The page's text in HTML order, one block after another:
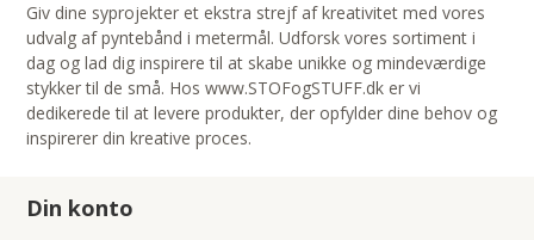
Giv dine syprojekter et ekstra strejf af kreativitet med vores
udvalg af pyntebånd i metermål. Udforsk vores sortiment i
dag og lad dig inspirere til at skabe unikke og mindeværdige
stykker til de små. Hos www.STOFogSTUFF.dk er vi
dedikerede til at levere produkter, der opfylder dine behov og
inspirerer din kreative proces.
Din konto